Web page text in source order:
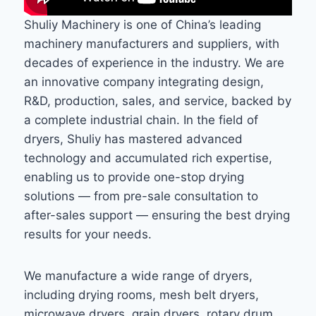
Shuliy Machinery is one of China’s leading
machinery manufacturers and suppliers, with
decades of experience in the industry. We are
an innovative company integrating design,
R&D, production, sales, and service, backed by
a complete industrial chain. In the field of
dryers, Shuliy has mastered advanced
technology and accumulated rich expertise,
enabling us to provide one-stop drying
solutions — from pre-sale consultation to
after-sales support — ensuring the best drying
results for your needs.
We manufacture a wide range of dryers,
including drying rooms, mesh belt dryers,